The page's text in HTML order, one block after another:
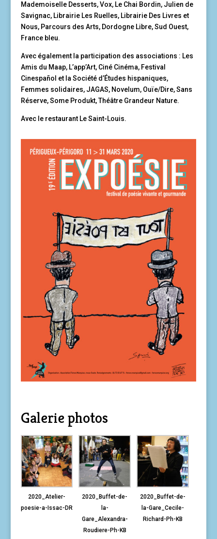
Mademoiselle Desserts, Vox, Le Chai Bordin, Julien de
Savignac, Librairie Les Ruelles, Librairie Des Livres et
Nous, Parcours des Arts, Dordogne Libre, Sud Ouest,
France bleu.
Avec également la participation des associations : Les
Amis du Maap, L’app’Art, Ciné Cinéma, Festival
Cinespañol et la Société d’Études hispaniques,
Femmes solidaires, JAGAS, Novelum, Ouïe/Dire, Sans
Réserve, Some Produkt, Théâtre Grandeur Nature.
Avec le restaurant Le Saint-Louis.
Galerie photos
2020_Atelier-
poesie-a-Issac-DR
2020_Buffet-de-
la-
Gare_Alexandra-
Roudiere-Ph-KB
2020_Buffet-de-
la-Gare_Cecile-
Richard-Ph-KB